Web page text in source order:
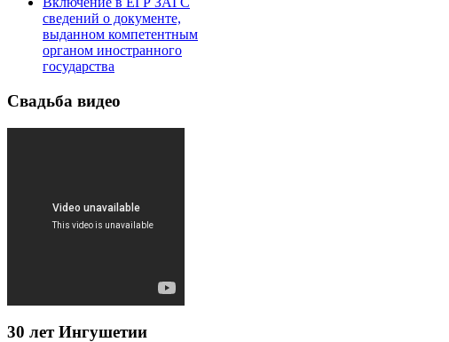
сведений о документе,
выданном компетентным
органом иностранного
государства
Свадьба видео
30 лет Ингушетии